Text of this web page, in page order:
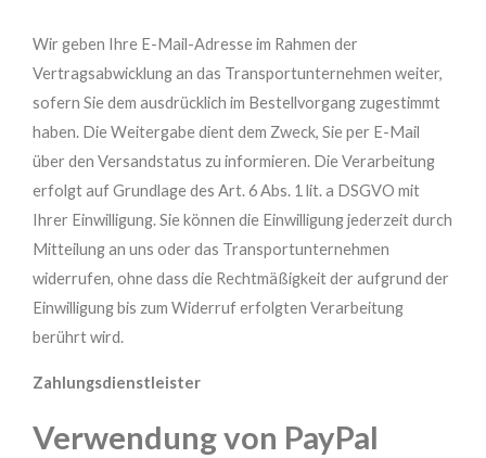
Wir geben Ihre E-Mail-Adresse im Rahmen der
Vertragsabwicklung an das Transportunternehmen weiter,
sofern Sie dem ausdrücklich im Bestellvorgang zugestimmt
haben. Die Weitergabe dient dem Zweck, Sie per E-Mail
über den Versandstatus zu informieren. Die Verarbeitung
erfolgt auf Grundlage des Art. 6 Abs. 1 lit. a DSGVO mit
Ihrer Einwilligung. Sie können die Einwilligung jederzeit durch
Mitteilung an uns oder das Transportunternehmen
widerrufen, ohne dass die Rechtmäßigkeit der aufgrund der
Einwilligung bis zum Widerruf erfolgten Verarbeitung
berührt wird.
Zahlungsdienstleister
Verwendung von PayPal